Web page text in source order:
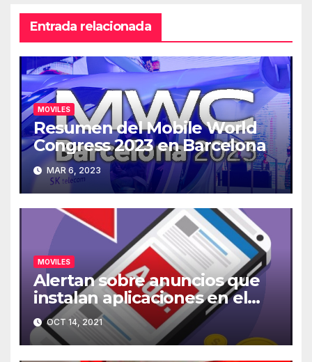
Entrada relacionada
MOVILES
Resumen del Mobile World
Congress 2023 en Barcelona
MAR 6, 2023
MOVILES
Alertan sobre anuncios que
instalan aplicaciones en el
móvil
OCT 14, 2021